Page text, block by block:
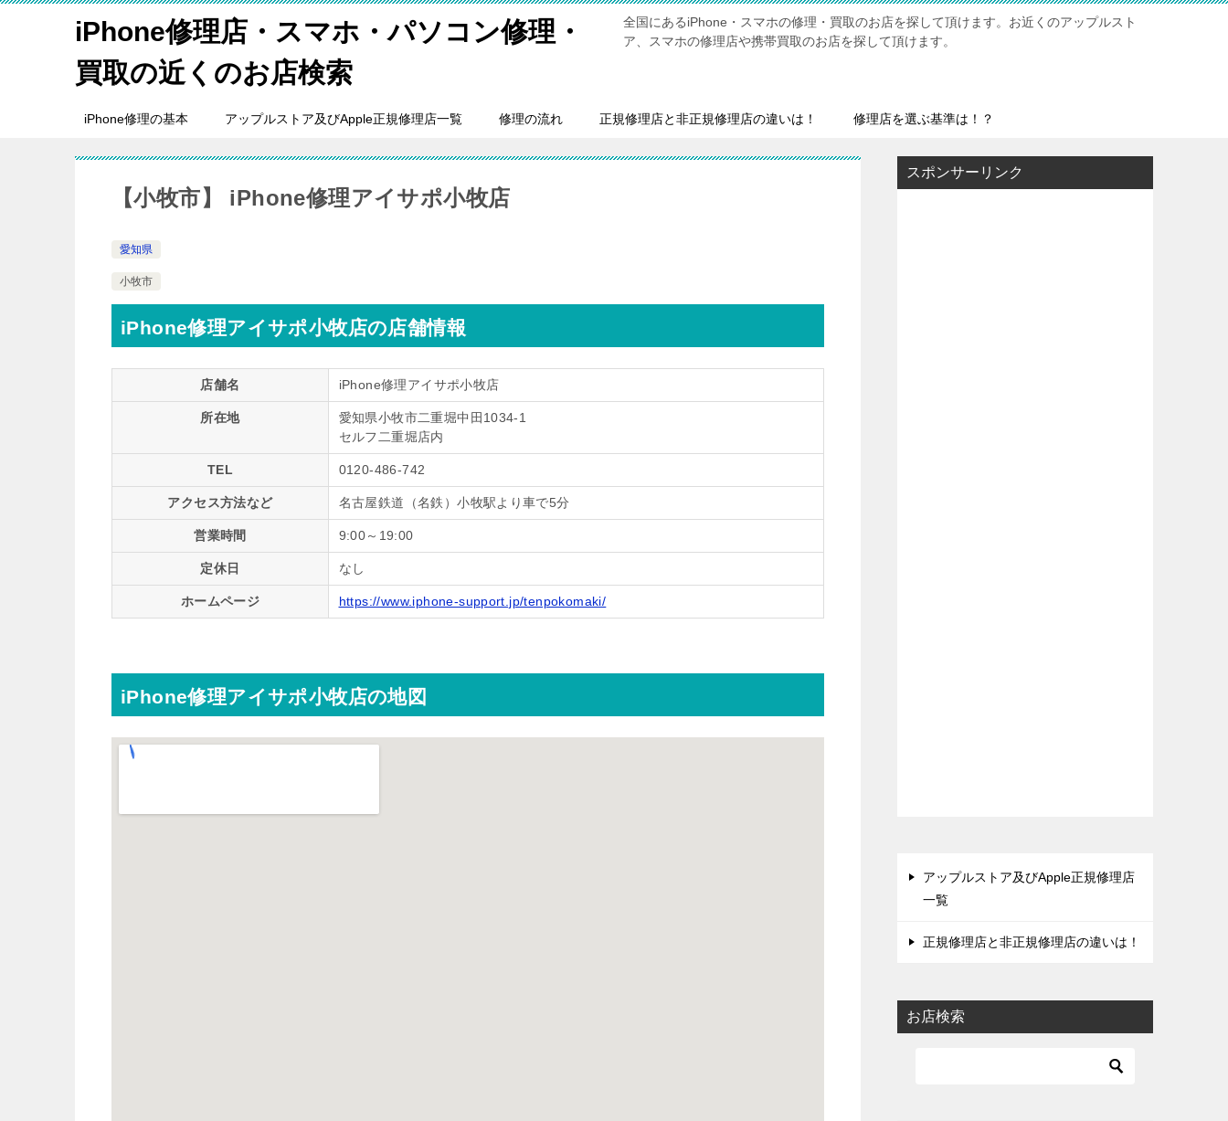
iPhone修理店・スマホ・パソコン修理・
買取の近くのお店検索
全国にあるiPhone・スマホの修理・買取のお店を探して頂けます。お近くのアップルスト
ア、スマホの修理店や携帯買取のお店を探して頂けます。
iPhone修理の基本 アップルストア及びApple正規修理店一覧 修理の流れ 正規修理店と非正規修理店の違いは！ 修理店を選ぶ基準は！？
【小牧市】 iPhone修理アイサポ小牧店
愛知県
小牧市
iPhone修理アイサポ小牧店の店舗情報
店舗名 iPhone修理アイサポ小牧店
所在地
愛知県小牧市二重堀中田1034-1
セルフ二重堀店内
TEL 0120-486-742
アクセス方法など 名古屋鉄道（名鉄）小牧駅より車で5分
営業時間 9:00～19:00
定休日 なし
ホームページ https://www.iphone-support.jp/tenpokomaki/
iPhone修理アイサポ小牧店の地図
スポンサーリンク
アップルストア及びApple正規修理店
一覧
正規修理店と非正規修理店の違いは！
お店検索